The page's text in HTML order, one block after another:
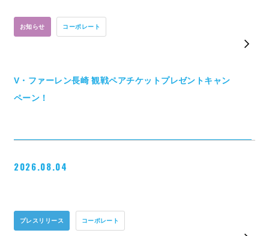
お知らせ コーポレート
V・ファーレン長崎 観戦ペアチケットプレゼントキャン
ペーン！
2026.08.04
プレスリリース コーポレート